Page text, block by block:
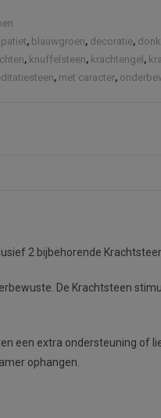
, blauwgroen, decoratie,
, knuffelsteen, krachtengel ,
, met caracter,
2 bijbehorende
De Krachtsteen
een extra ondersteuning of
ophangen.